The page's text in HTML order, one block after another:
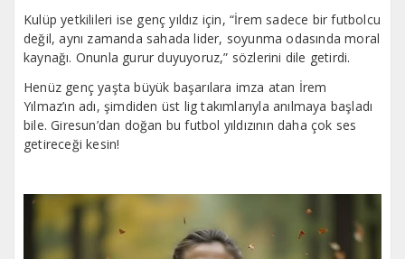
Kulüp yetkilileri ise genç yıldız için, “İrem sadece bir futbolcu
değil, aynı zamanda sahada lider, soyunma odasında moral
kaynağı. Onunla gurur duyuyoruz,” sözlerini dile getirdi.
Henüz genç yaşta büyük başarılara imza atan İrem
Yılmaz’ın adı, şimdiden üst lig takımlarıyla anılmaya başladı
bile. Giresun’dan doğan bu futbol yıldızının daha çok ses
getireceği kesin!